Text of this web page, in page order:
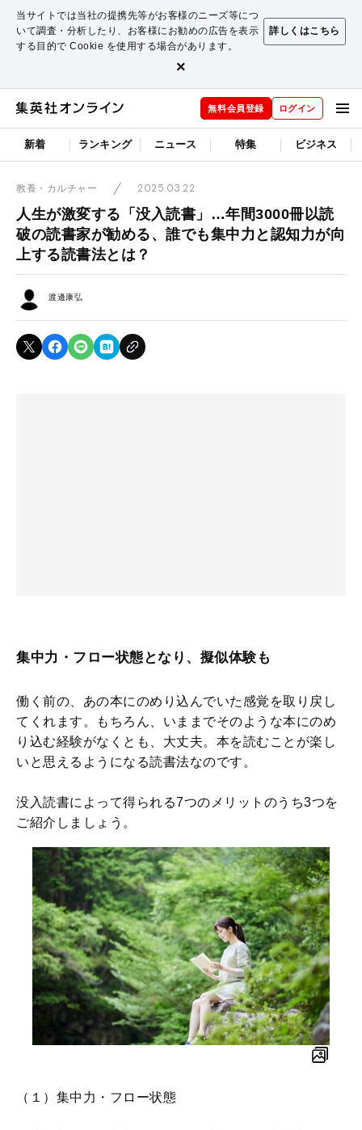
当サイトでは当社の提携先等がお客様のニーズ等につ
いて調査・分析したり、お客様にお勧めの広告を表示
する目的で Cookie を使用する場合があります。
詳しくはこちら
×
無料会員登録 ログイン
新着 ランキング ニュース 特集 ビジネス
教養・カルチャー 2025.03.22
人生が激変する「没入読書」…年間3000冊以読
破の読書家が勧める、誰でも集中力と認知力が向
上する読書法とは？
渡邊康弘
集中力・フロー状態となり、擬似体験も
働く前の、あの本にのめり込んでいた感覚を取り戻し
てくれます。もちろん、いままでそのような本にのめ
り込む経験がなくとも、大丈夫。本を読むことが楽し
いと思えるようになる読書法なのです。
没入読書によって得られる7つのメリットのうち3つを
ご紹介しましょう。
（１）集中力・フロー状態